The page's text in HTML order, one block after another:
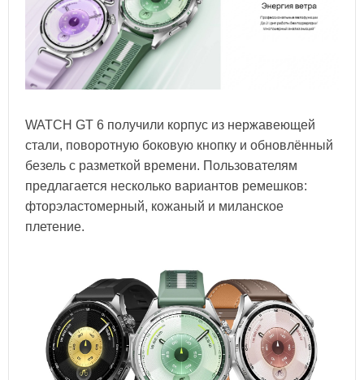
WATCH GT 6 получили корпус из нержавеющей
стали, поворотную боковую кнопку и обновлённый
безель с разметкой времени. Пользователям
предлагается несколько вариантов ремешков:
фторэластомерный, кожаный и миланское
плетение.